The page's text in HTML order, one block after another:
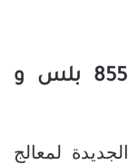
الفرق معالج سناب دراجون 855 بلس و
لمعالج